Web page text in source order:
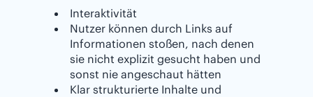
Interaktivität
Nutzer können durch Links auf
Informationen stoßen, nach denen
sie nicht explizit gesucht haben und
sonst nie angeschaut hätten
Klar strukturierte Inhalte und